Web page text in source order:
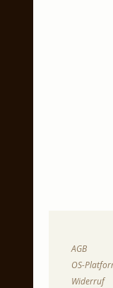
AGB
OS-
Widerruf